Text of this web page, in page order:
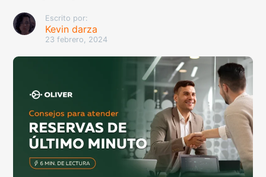
Escrito por:
Kevin darza
23 febrero, 2024